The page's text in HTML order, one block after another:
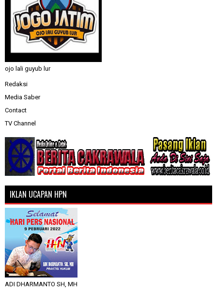
ojo lali guyub lur
Redaksi
Media Saber
Contact
TV Channel
IKLAN UCAPAN HPN
ADI DHARMANTO SH, MH